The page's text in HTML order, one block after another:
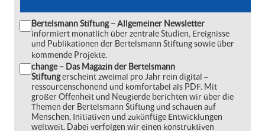
Bertelsmann Stiftung – Allgemeiner Newsletter
informiert monatlich über zentrale Studien, Ereignisse
und Publikationen der Bertelsmann Stiftung sowie über
kommende Projekte.
change – Das Magazin der Bertelsmann
Stiftungerscheint zweimal pro Jahr rein digital ‒
ressourcenschonend und komfortabel als PDF. Mit
großer Offenheit und Neugierde berichten wir über die
Themen der Bertelsmann Stiftung und schauen auf
Menschen, Initiativen und zukünftige Entwicklungen
weltweit. Dabei verfolgen wir einen konstruktiven